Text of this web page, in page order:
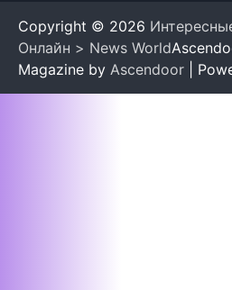
Copyright © 2026
Онлайн > News World
Magazine by Ascendoor |